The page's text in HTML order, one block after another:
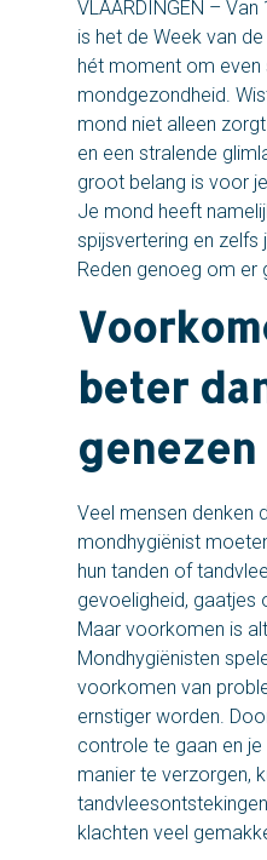
VLAARDINGEN –
is het de Week van
hét moment om even
mondgezondheid.
mond niet alleen
en een stralende
groot belang is voor
Je mond heeft
spijsvertering en zelfs
Reden genoeg om
beter
genezen
Veel mensen denken
mondhygiënist
hun tanden of
gevoeligheid, gaatjes
Maar voorkomen is
Mondhygiënisten
voorkomen van
ernstiger worden.
controle te gaan en
manier te verzorgen,
klachten veel